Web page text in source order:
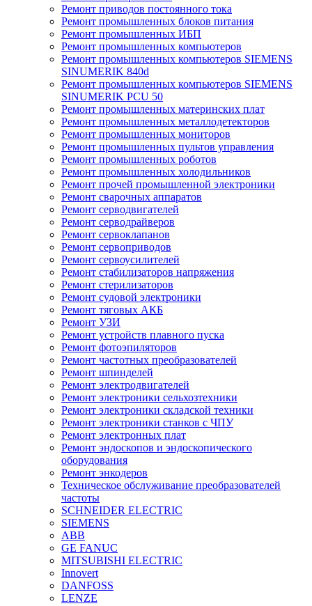
Ремонт приводов постоянного тока
Ремонт промышленных блоков питания
Ремонт промышленных ИБП
Ремонт промышленных компьютеров
Ремонт промышленных компьютеров SIEMENS
SINUMERIK 840d
Ремонт промышленных компьютеров SIEMENS
SINUMERIK PCU 50
Ремонт промышленных материнских плат
Ремонт промышленных металлодетекторов
Ремонт промышленных мониторов
Ремонт промышленных пультов управления
Ремонт промышленных роботов
Ремонт промышленных холодильников
Ремонт прочей промышленной электроники
Ремонт сварочных аппаратов
Ремонт серводвигателей
Ремонт серводрайверов
Ремонт сервоклапанов
Ремонт сервоприводов
Ремонт сервоусилителей
Ремонт стабилизаторов напряжения
Ремонт стерилизаторов
Ремонт судовой электроники
Ремонт тяговых АКБ
Ремонт УЗИ
Ремонт устройств плавного пуска
Ремонт фотоэпиляторов
Ремонт частотных преобразователей
Ремонт шпинделей
Ремонт электродвигателей
Ремонт электроники сельхозтехники
Ремонт электроники складской техники
Ремонт электроники станков с ЧПУ
Ремонт электронных плат
Ремонт эндоскопов и эндоскопического
оборудования
Ремонт энкодеров
Техническое обслуживание преобразователей
частоты
SCHNEIDER ELECTRIC
SIEMENS
ABB
GE FANUC
MITSUBISHI ELECTRIC
Innovert
DANFOSS
LENZE